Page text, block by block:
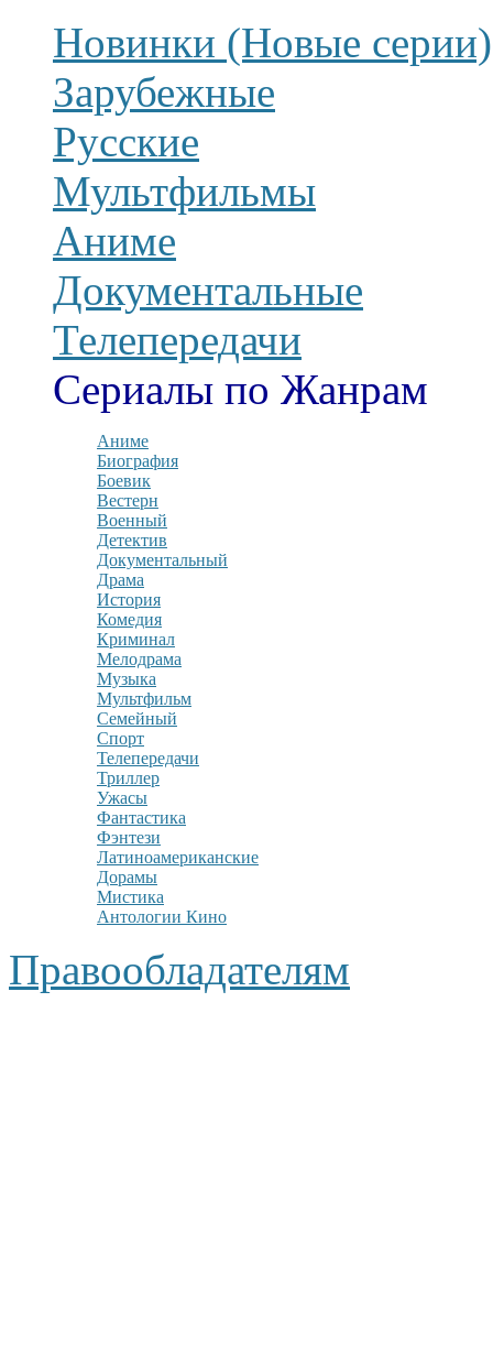
Новинки (Новые серии)
Зарубежные
Русские
Мультфильмы
Аниме
Документальные
Телепередачи
Сериалы по Жанрам
Аниме
Биография
Боевик
Вестерн
Военный
Детектив
Документальный
Драма
История
Комедия
Криминал
Мелодрама
Музыка
Мультфильм
Семейный
Спорт
Телепередачи
Триллер
Ужасы
Фантастика
Фэнтези
Латиноамериканские
Дорамы
Мистика
Антологии Кино
Правообладателям